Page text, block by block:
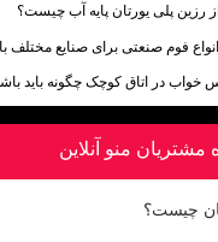
از رزین پلی یورتان پایه آب چیست؟
فوم صنعتی برای صنایع مختلف
خواب در اتاق کوچک چگونه باید
مشتریان منو آنلاین
چیست؟